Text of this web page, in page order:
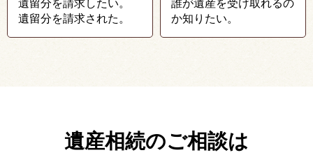
遺留分を請求したい。
遺留分を請求された。
誰が遺産を受け取れるの
か知りたい。
遺産相続のご相談は